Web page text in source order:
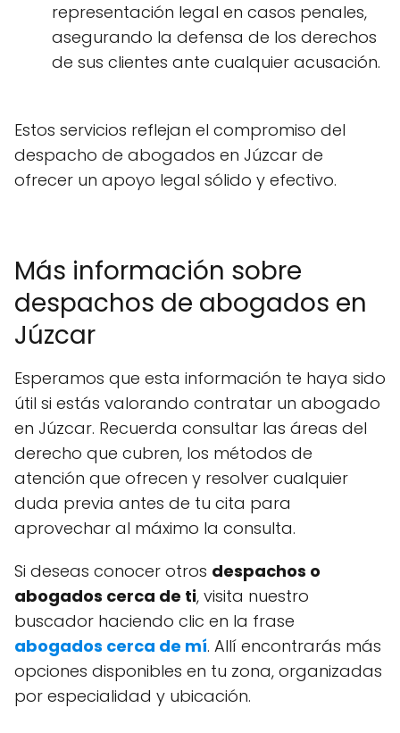
representación legal en casos penales,
asegurando la defensa de los derechos
de sus clientes ante cualquier acusación.
Estos servicios reflejan el compromiso del
despacho de abogados en Júzcar de
ofrecer un apoyo legal sólido y efectivo.
Más información sobre
despachos de abogados en
Júzcar
Esperamos que esta información te haya sido
útil si estás valorando contratar un abogado
en Júzcar. Recuerda consultar las áreas del
derecho que cubren, los métodos de
atención que ofrecen y resolver cualquier
duda previa antes de tu cita para
aprovechar al máximo la consulta.
Si deseas conocer otros despachos o
abogados cerca de ti, visita nuestro
buscador haciendo clic en la frase
abogados cerca de mí. Allí encontrarás más
opciones disponibles en tu zona, organizadas
por especialidad y ubicación.